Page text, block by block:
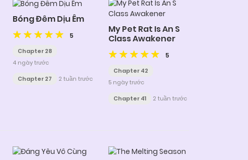
Bóng Đêm Dịu Êm
5
Chapter 28
4 ngày trước
Chapter 27
2 tuần trước
My Pet Rat Is An S
Class Awakener
5
Chapter 42
5 ngày trước
Chapter 41
2 tuần trước